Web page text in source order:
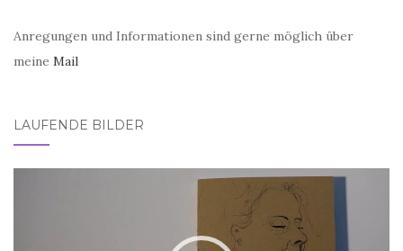
Anregungen und Informationen sind gerne möglich über
meine Mail
LAUFENDE BILDER